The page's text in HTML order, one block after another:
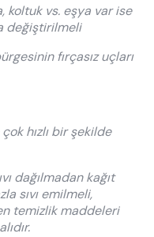
koltuk vs. eşya var ise
değiştirilmeli
fırçasız uçları
hızlı bir şekilde
dağılmadan kağıt
sıvı emilmeli,
temizlik maddeleri